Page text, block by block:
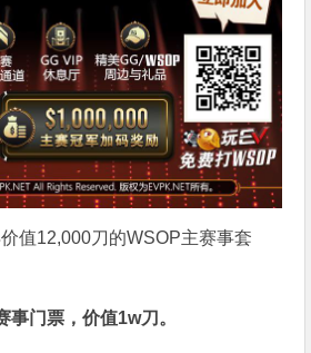
值12,000刀的WSOP主赛事套
事门票，价值1w刀。